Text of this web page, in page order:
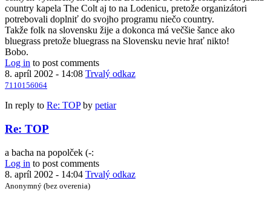
country kapela The Colt aj to na Lodenicu, pretože organizátori
potrebovali doplniť do svojho programu niečo country.
Takže folk na slovensku žije a dokonca má večšie šance ako
bluegrass pretože bluegrass na Slovensku nevie hrať nikto!
Bobo.
Log in to post comments
8. apríl 2002 - 14:08 Trvalý odkaz
7110156064
In reply to Re: TOPby petiar
Re: TOP
a bacha na popolček (-:
Log in to post comments
8. apríl 2002 - 14:04 Trvalý odkaz
Anonymný (bez overenia)